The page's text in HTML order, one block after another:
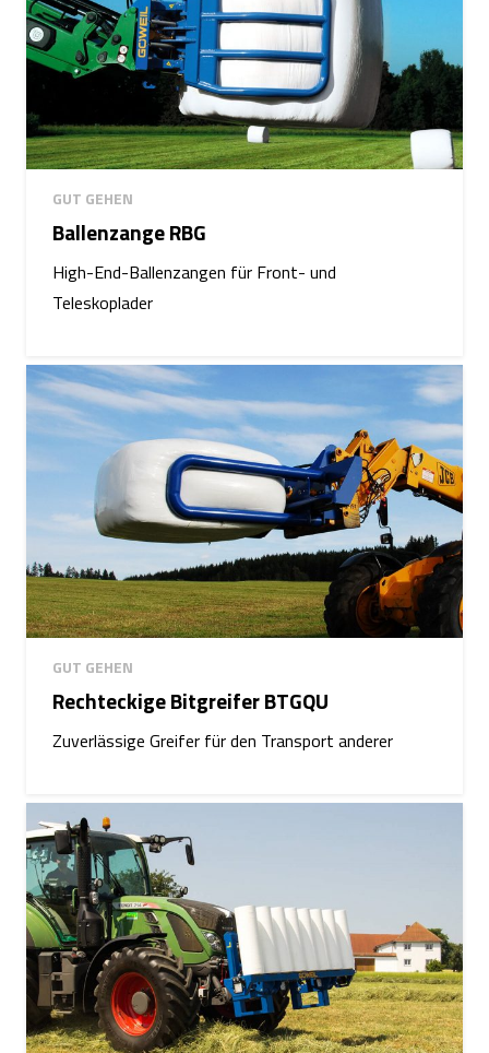
GUT GEHEN
Ballenzange RBG
High-End-Ballenzangen für Front- und
Teleskoplader
GUT GEHEN
Rechteckige Bitgreifer BTGQU
Zuverlässige Greifer für den Transport anderer